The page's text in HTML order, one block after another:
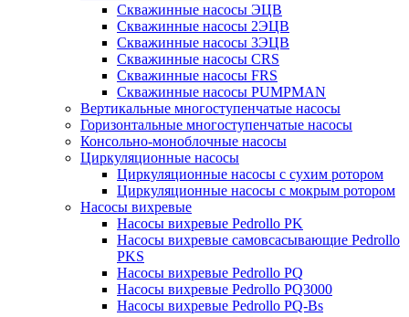
Скважинные насосы ЭЦВ
Скважинные насосы 2ЭЦВ
Скважинные насосы 3ЭЦВ
Скважинные насосы CRS
Скважинные насосы FRS
Скважинные насосы PUMPMAN
Вертикальные многоступенчатые насосы
Горизонтальные многоступенчатые насосы
Консольно-моноблочные насосы
Циркуляционные насосы
Циркуляционные насосы с сухим ротором
Циркуляционные насосы с мокрым ротором
Насосы вихревые
Насосы вихревые Pedrollo PK
Насосы вихревые самовсасывающие Pedrollo
PKS
Насосы вихревые Pedrollo PQ
Насосы вихревые Pedrollo PQ3000
Насосы вихревые Pedrollo PQ-Bs